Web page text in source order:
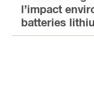
l’impact
batteries